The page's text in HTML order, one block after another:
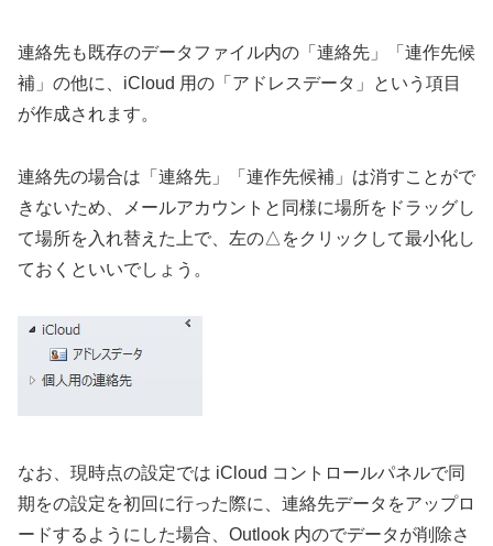
連絡先も既存のデータファイル内の「連絡先」「連作先候
補」の他に、iCloud 用の「アドレスデータ」という項目
が作成されます。
連絡先の場合は「連絡先」「連作先候補」は消すことがで
きないため、メールアカウントと同様に場所をドラッグし
て場所を入れ替えた上で、左の△をクリックして最小化し
ておくといいでしょう。
なお、現時点の設定では iCloud コントロールパネルで同
期をの設定を初回に行った際に、連絡先データをアップロ
ードするようにした場合、Outlook 内のでデータが削除さ